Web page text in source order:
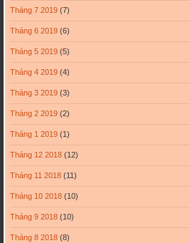
Tháng 7 2019(7)
Tháng 6 2019(6)
Tháng 5 2019(5)
Tháng 4 2019(4)
Tháng 3 2019(3)
Tháng 2 2019(2)
Tháng 1 2019(1)
Tháng 12 2018(12)
Tháng 11 2018(11)
Tháng 10 2018(10)
Tháng 9 2018(10)
Tháng 8 2018(8)